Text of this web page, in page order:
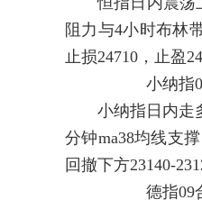
阻力与4小时布林
止损24710，止盈
小纳指09
小纳指日内走多
分钟ma38均线支
回撤下方23140-
德指09合